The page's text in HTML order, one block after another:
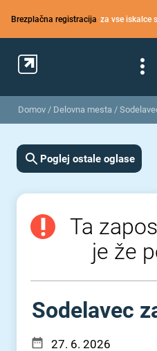
Brezplačna registracija za vse iskalce
Domov / Delovna mesta /
Poglej ostale oglase
Ta
je že
Sodelavec
27. 6. 2026